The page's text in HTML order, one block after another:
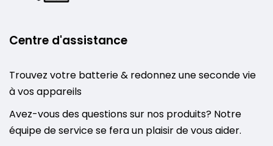
Centre d'assistance
Trouvez votre batterie & redonnez une seconde vie
à vos appareils
Avez-vous des questions sur nos produits? Notre
équipe de service se fera un plaisir de vous aider.